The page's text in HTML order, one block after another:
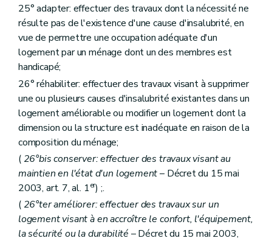
Art. 171
Section 3bis
De la chambre de recours
Art. 171bis
Section 4
Du Fonds régional de solidarité
Art. 172
Section 5 Des sanctions
Art. 174
Section 6 Du comite d'accompagnement et de suivi des commissaires spéciaux
Art. 174bis
Chapitre III (De la Société wallonne du crédit social et des Guichets du crédit social
Section première
Sous-section première
Art. 1751
Sous-section 2 Des missions de service public, des tâches de service public et des moyens d'actions de la Société
Art. 1752
Sous-section 3
Art. 1753
Sous-section 4 Des organes de la Société
Section A. De l'assemblée générale
25° adapter: effectuer des travaux dont la nécessité ne
résulte pas de l'existence d'une cause d'insalubrité, en
vue de permettre une occupation adéquate d'un
logement par un ménage dont un des membres est
handicapé;
26° réhabiliter: effectuer des travaux visant à supprimer
une ou plusieurs causes d'insalubrité existantes dans un
logement améliorable ou modifier un logement dont la
dimension ou la structure est inadéquate en raison de la
composition du ménage;
( 26°bis conserver: effectuer des travaux visant au
maintien en l'état d'un logement– Décret du 15 mai
2003, art. 7, al. 1er) ;.
( 26°ter améliorer: effectuer des travaux sur un
logement visant à en accroître le confort, l'équipement,
la sécurité ou la durabilité – Décret du 15 mai 2003,